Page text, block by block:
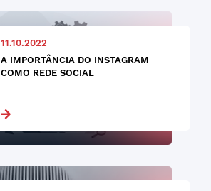
11.10.2022
A IMPORTÂNCIA DO INSTAGRAM
COMO REDE SOCIAL